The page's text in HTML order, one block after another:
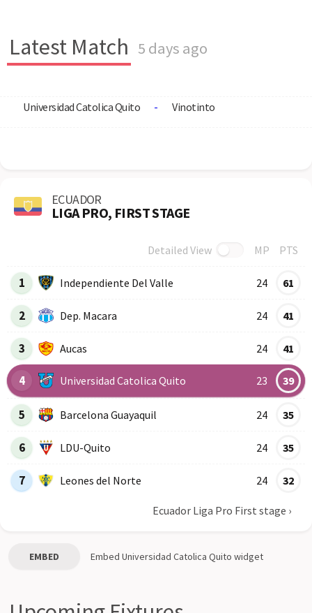
Latest Match 5 days ago
Universidad Catolica Quito - Vinotinto
ECUADOR
LIGA PRO, FIRST STAGE
Detailed View MP PTS
1 Independiente Del Valle 24 61
2 Dep. Macara 24 41
3 Aucas 24 41
4 Universidad Catolica Quito 23 39
5 Barcelona Guayaquil 24 35
6 LDU-Quito 24 35
7 Leones del Norte 24 32
Ecuador Liga Pro First stage ›
EMBED Embed Universidad Catolica Quito widget